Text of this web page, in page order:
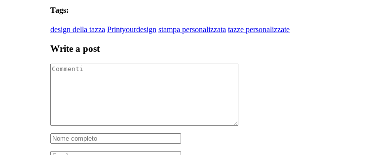
Tags:
design della tazza Printyourdesign stampa personalizzata tazze personalizzate
Write a post